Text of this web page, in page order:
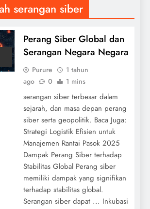
serangan siber
Perang Siber Global dan
Serangan Negara Negara
Purure
1 tahun
ago
0 1 mins
serangan siber terbesar dalam
sejarah, dan masa depan perang
siber serta geopolitik. Baca Juga:
Strategi Logistik Efisien untuk
Manajemen Rantai Pasok 2025
Dampak Perang Siber terhadap
Stabilitas Global Perang siber
memiliki dampak yang signifikan
terhadap stabilitas global.
Serangan siber dapat ... Inkubasi